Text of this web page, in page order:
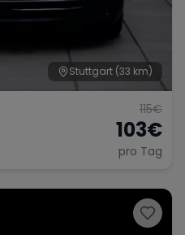
Stuttgart (33 km)
115€
103€
pro Tag